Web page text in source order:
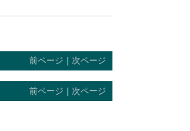
前ページ 次ページ
前ページ ｜ 次ページ